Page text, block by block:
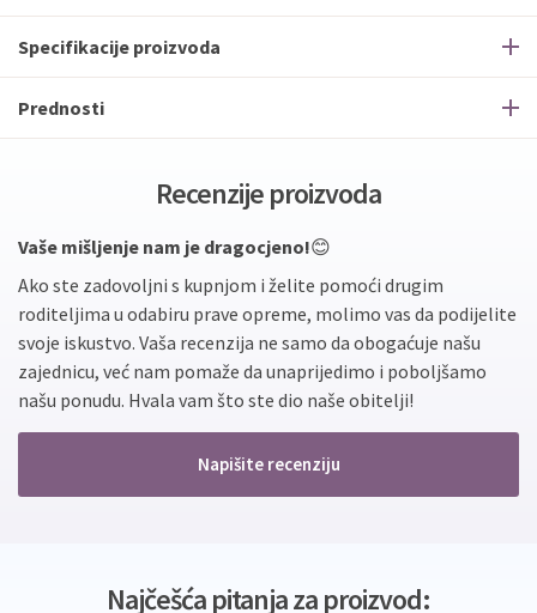
Specifikacije proizvoda
Prednosti
Recenzije proizvoda
Vaše mišljenje nam je dragocjeno!😊
Ako ste zadovoljni s kupnjom i želite pomoći drugim
roditeljima u odabiru prave opreme, molimo vas da podijelite
svoje iskustvo. Vaša recenzija ne samo da obogaćuje našu
zajednicu, već nam pomaže da unaprijedimo i poboljšamo
našu ponudu. Hvala vam što ste dio naše obitelji!
Napišite recenziju
Najčešća pitanja za proizvod: